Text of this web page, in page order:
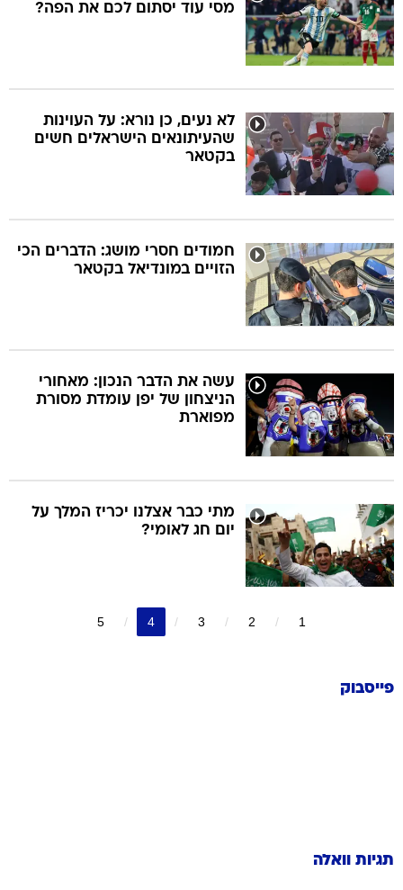
מסי עוד יסתום לכם את הפה?
לא נעים, כן נורא: על העוינות
שהעיתונאים הישראלים חשים
בקטאר
חמודים חסרי מושג: הדברים הכי
הזויים במונדיאל בקטאר
עשה את הדבר הנכון: מאחורי
הניצחון של יפן עומדת מסורת
מפוארת
מתי כבר אצלנו יכריז המלך על
יום חג לאומי?
1
2
3
4
5
פייסבוק
תגיות וואלה